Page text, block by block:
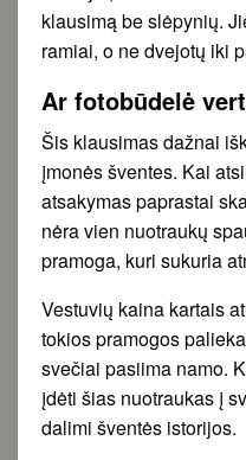
klausimą be slėpynių.
ramiai, o ne dvejotų iki
Ar fotobūdelė
Šis klausimas dažnai
įmonės šventes. Kai
atsakymas paprastai
nėra vien nuotraukų
pramoga, kuri sukuria
Vestuvių kaina kartais
tokios pramogos
svečiai pasiima namo.
įdėti šias nuotraukas į
dalimi šventės istorijos.